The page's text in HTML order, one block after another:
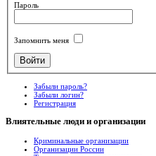
Пароль
Запомнить меня
Забыли пароль?
Забыли логин?
Регистрация
Влиятельные люди и организации
Криминальные организации
Организации России